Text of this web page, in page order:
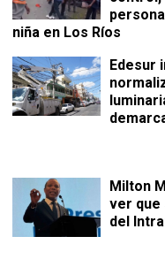
niña en Los Ríos
Edesur
Milton
ver que
del